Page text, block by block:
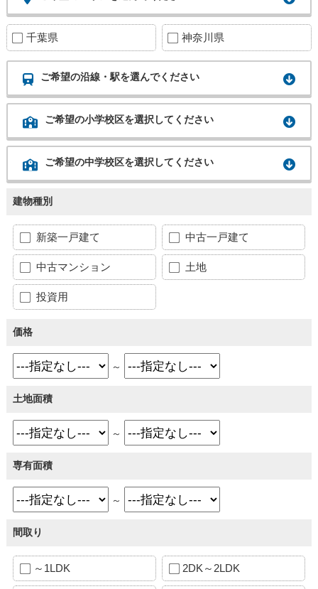
千葉県 神奈川県
ご希望の沿線・駅を選んでください
ご希望の小学校区を選択してください
ご希望の中学校区を選択してください
建物種別
新築一戸建て 中古一戸建て
中古マンション 土地
投資用
価格
～
土地面積
～
専有面積
～
間取り
～1LDK 2DK～2LDK